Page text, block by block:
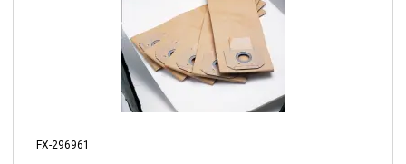
FX-296961